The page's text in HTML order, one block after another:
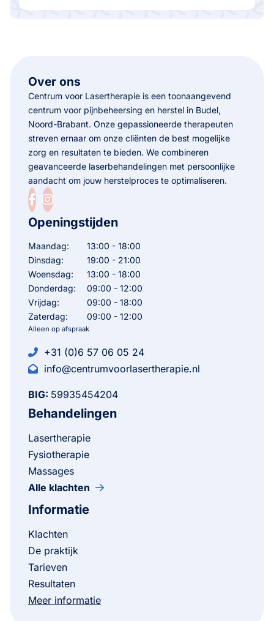
Over ons
Centrum voor Lasertherapie is een toonaangevend
centrum voor pijnbeheersing en herstel in Budel,
Noord-Brabant. Onze gepassioneerde therapeuten
streven ernaar om onze cliënten de best mogelijke
zorg en resultaten te bieden. We combineren
geavanceerde laserbehandelingen met persoonlijke
aandacht om jouw herstelproces te optimaliseren.
Openingstijden
Maandag:
13:00 - 18:00
Dinsdag:
19:00 - 21:00
Woensdag:
13:00 - 18:00
Donderdag:
09:00 - 12:00
Vrijdag:
09:00 - 18:00
Zaterdag:
09:00 - 12:00
Alleen op afspraak
+31 (0)6 57 06 05 24
info@centrumvoorlasertherapie.nl
BIG: 59935454204
Behandelingen
Lasertherapie
Fysiotherapie
Massages
Alle klachten
Informatie
Klachten
De praktijk
Tarieven
Resultaten
Meer informatie